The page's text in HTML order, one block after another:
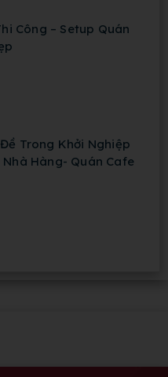
Công – Setup Quán
Trong Khởi Nghiệp
Hàng- Quán Cafe